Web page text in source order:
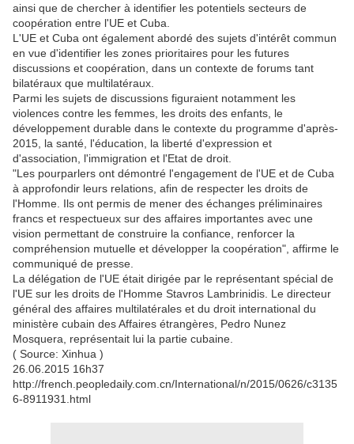
ainsi que de chercher à identifier les potentiels secteurs de
coopération entre l'UE et Cuba.
L'UE et Cuba ont également abordé des sujets d'intérêt commun
en vue d'identifier les zones prioritaires pour les futures
discussions et coopération, dans un contexte de forums tant
bilatéraux que multilatéraux.
Parmi les sujets de discussions figuraient notamment les
violences contre les femmes, les droits des enfants, le
développement durable dans le contexte du programme d'après-
2015, la santé, l'éducation, la liberté d'expression et
d'association, l'immigration et l'Etat de droit.
"Les pourparlers ont démontré l'engagement de l'UE et de Cuba
à approfondir leurs relations, afin de respecter les droits de
l'Homme. Ils ont permis de mener des échanges préliminaires
francs et respectueux sur des affaires importantes avec une
vision permettant de construire la confiance, renforcer la
compréhension mutuelle et développer la coopération", affirme le
communiqué de presse.
La délégation de l'UE était dirigée par le représentant spécial de
l'UE sur les droits de l'Homme Stavros Lambrinidis. Le directeur
général des affaires multilatérales et du droit international du
ministère cubain des Affaires étrangères, Pedro Nunez
Mosquera, représentait lui la partie cubaine.
( Source: Xinhua )
26.06.2015 16h37
http://french.peopledaily.com.cn/International/n/2015/0626/c3135
6-8911931.html